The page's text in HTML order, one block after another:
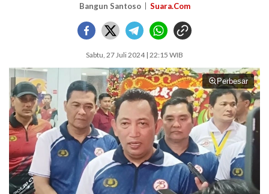
Bangun Santoso Suara.Com
Sabtu, 27 Juli 2024 | 22:15 WIB
Perbesar